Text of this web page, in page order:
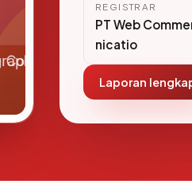
REGISTRAR
PT Web
nicatio
Laporan